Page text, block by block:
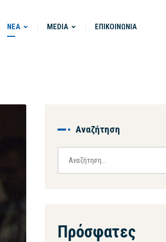
ΝΕΑ MEDIA ΕΠΙΚΟΙΝΩΝΙΑ
Αναζήτηση
Πρόσφατες